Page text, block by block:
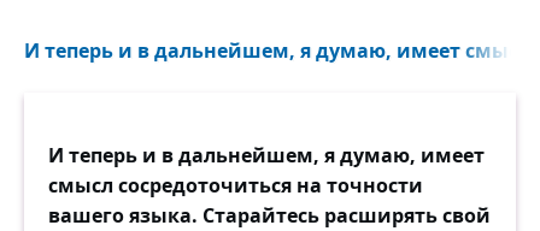
И теперь и в дальнейшем, я думаю, имеет смысл
И теперь и в дальнейшем, я думаю, имеет
смысл сосредоточиться на точности
вашего языка. Старайтесь расширять свой